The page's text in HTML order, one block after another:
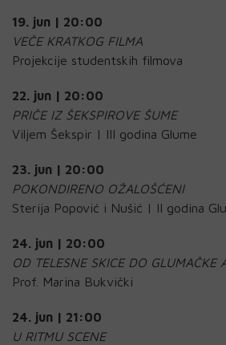
19. jun | 20:00
VEČE KRATKOG FILMA
Projekcije studentskih filmova
22. jun | 20:00
PRIČE IZ ŠEKSPIROVE ŠUME
Viljem Šekspir | III godina Glume
23. jun | 20:00
POKONDIRENO OŽALOŠĆENI
Sterija Popović i Nušić | II godina
24. jun | 20:00
OD TELESNE SKICE DO GLUMAČKE
Prof. Marina Bukvički
24. jun | 21:00
U RITMU SCENE